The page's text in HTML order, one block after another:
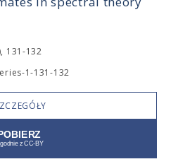
131-132
1-131-132